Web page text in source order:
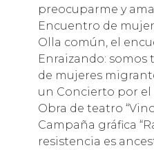
preocuparme y
Encuentro de
Olla común, el
Enraizando:
de mujeres
un Concierto por el
Obra de teatro
Campaña gráfica
resistencia es